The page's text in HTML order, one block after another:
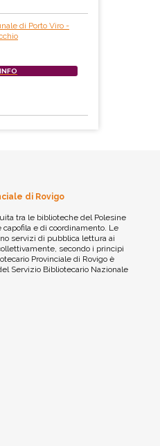
di Porto Viro -
di Rovigo
tra le biblioteche del Polesine
e di coordinamento. Le
servizi di pubblica lettura ai
secondo i principi
Provinciale di Rovigo è
Servizio Bibliotecario Nazionale